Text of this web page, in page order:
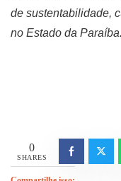
de sustentabilidade,
no Estado da Paraíba.
0
SHARES